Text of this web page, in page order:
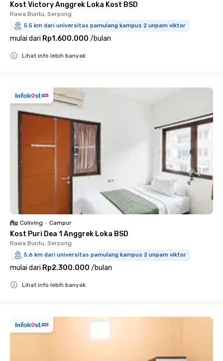
Kost Victory Anggrek Loka Kost BSD
Rawa Buntu, Serpong
5.5 km dari universitas pamulang kampus 2 unpam viktor
mulai dari Rp1.600.000 /bulan
Lihat info lebih banyak
Coliving • Campur
Kost Puri Dea 1 Anggrek Loka BSD
Rawa Buntu, Serpong
5.6 km dari universitas pamulang kampus 2 unpam viktor
mulai dari Rp2.300.000 /bulan
Lihat info lebih banyak